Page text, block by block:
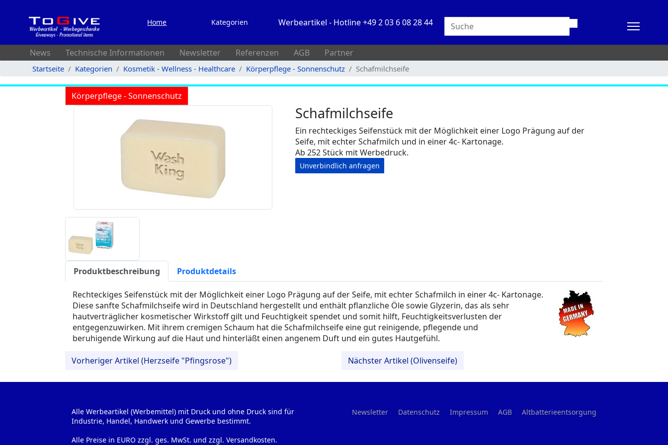
Home Kategorien Werbeartikel - Hotline +49 2 03 6 08 28 44
News Technische Informationen Newsletter Referenzen AGB Partner
Startseite Kategorien Kosmetik - Wellness - Healthcare Körperpflege - Sonnenschutz Schafmilchseife
Körperpflege - Sonnenschutz
Schafmilchseife
Ein rechteckiges Seifenstück mit der Möglichkeit einer Logo Prägung auf der
Seife, mit echter Schafmilch und in einer 4c- Kartonage.
Ab 252 Stück mit Werbedruck.
Unverbindlich anfragen
Produktbeschreibung Produktdetails
Rechteckiges Seifenstück mit der Möglichkeit einer Logo Prägung auf der Seife, mit echter Schafmilch in einer 4c- Kartonage.
Diese sanfte Schafmilchseife wird in Deutschland hergestellt und enthält pflanzliche Öle sowie Glyzerin, das als sehr
hautverträglicher kosmetischer Wirkstoff gilt und Feuchtigkeit spendet und somit hilft, Feuchtigkeitsverlusten der
entgegenzuwirken. Mit ihrem cremigen Schaum hat die Schafmilchseife eine gut reinigende, pflegende und
beruhigende Wirkung auf die Haut und hinterläßt einen angenem Duft und ein gutes Hautgefühl.
Vorheriger Artikel (Herzseife "Pfingsrose") Nächster Artikel (Olivenseife)
Alle Werbeartikel (Werbemittel) mit Druck und ohne Druck sind für
Industrie, Handel, Handwerk und Gewerbe bestimmt.
Alle Preise in EURO zzgl. ges. MwSt. und zzgl. Versandkosten.
Newsletter Datenschutz Impressum AGB Altbatterieentsorgung